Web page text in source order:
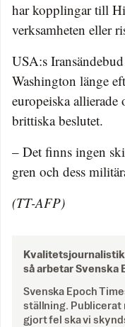
har kopplingar till
verksamheten eller
USA:s
Washington länge
europeiska
brittiska beslutet.
– Det finns ingen
gren och dess
(TT-AFP)
Kvalitetsjournalistik
så arbetar Svenska
Svenska Epoch
ställning. Publicerat
gjort fel ska vi